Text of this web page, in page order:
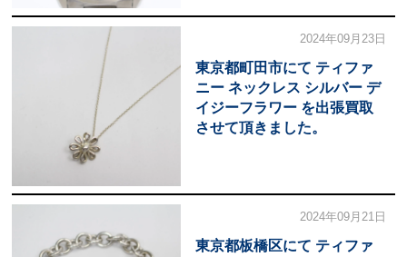
2024年09月23日
東京都町田市にて ティファ
ニー ネックレス シルバー デ
イジーフラワー を出張買取
させて頂きました。
2024年09月21日
東京都板橋区にて ティファ